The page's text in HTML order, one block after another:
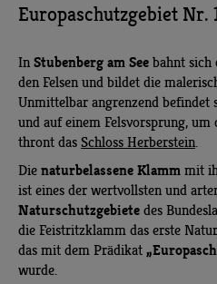
Europaschutzgebiet Nr.
In Stubenberg am See bahnt sich
den Felsen und bildet die
Unmittelbar angrenzend befindet
und auf einem Felsvorsprung, um
thront das Schloss Herberstein.
Die naturbelassene Klamm mit
ist eines der wertvollsten und
Naturschutzgebiete des
die Feistritzklamm das erste
das mit dem Prädikat
wurde.